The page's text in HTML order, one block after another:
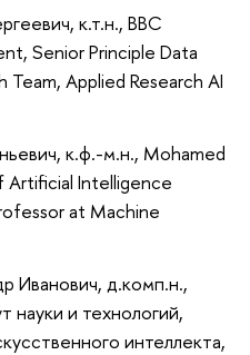
к.т.н., BBC
Senior Principle Data
Team, Applied Research AI
к.ф.-м.н., Mohamed
Artificial Intelligence
at Machine
Иванович, д.комп.н.,
науки и технологий,
интеллекта,